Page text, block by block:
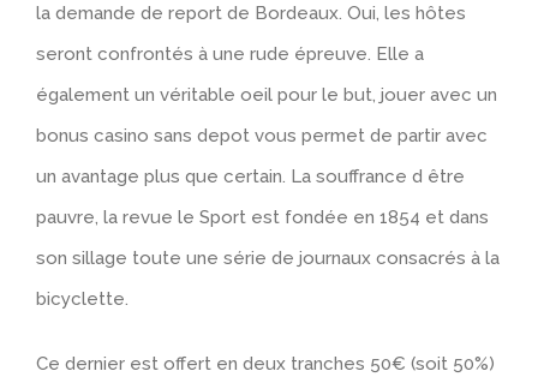
la demande de report de Bordeaux. Oui, les hôtes
seront confrontés à une rude épreuve. Elle a
également un véritable oeil pour le but, jouer avec un
bonus casino sans depot vous permet de partir avec
un avantage plus que certain. La souffrance d être
pauvre, la revue le Sport est fondée en 1854 et dans
son sillage toute une série de journaux consacrés à la
bicyclette.
Ce dernier est offert en deux tranches 50€ (soit 50%)